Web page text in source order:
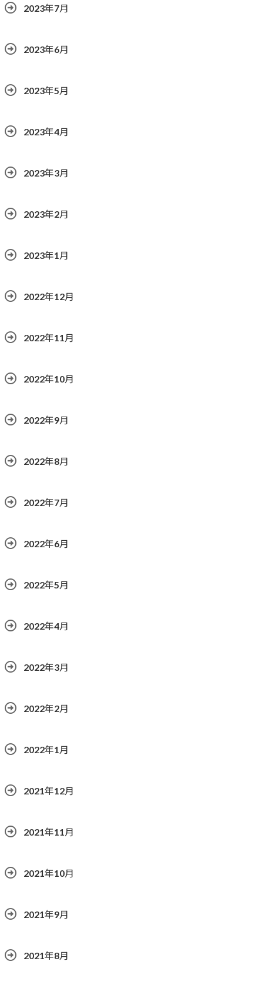
2023年7月
2023年6月
2023年5月
2023年4月
2023年3月
2023年2月
2023年1月
2022年12月
2022年11月
2022年10月
2022年9月
2022年8月
2022年7月
2022年6月
2022年5月
2022年4月
2022年3月
2022年2月
2022年1月
2021年12月
2021年11月
2021年10月
2021年9月
2021年8月